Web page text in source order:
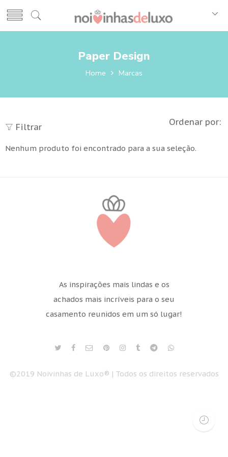
Paper Design
Home Marcas
Filtrar Ordenar por:
Nenhum produto foi encontrado para a sua seleção.
As inspirações mais lindas e os
achados mais incríveis para o seu
casamento reunidos em um só lugar!
©2019 Noivinhas de Luxo® | Todos os direitos reservados